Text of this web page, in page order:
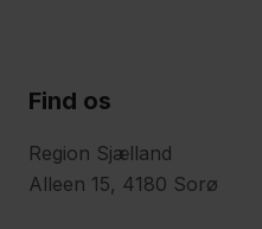
Find os
Region Sjælland
Alleen 15, 4180 Sorø